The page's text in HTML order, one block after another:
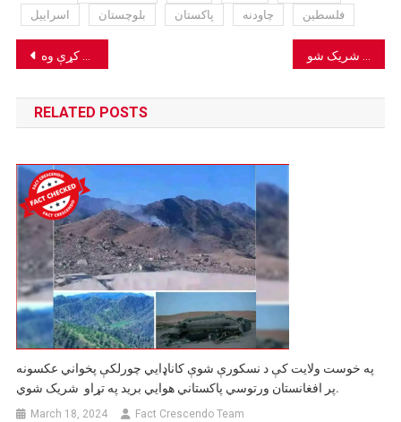
اسراییل
بلوچستان پاکستان چاودنه فلسطین
Post
navigation
RELATED POSTS
په خوست ولایت کې د نسکورې شوې کاناډايي چورلکې پخواني عکسونه
پر افغانستان ورتوسي پاکستاني هوايي بريد په تړاو شریک شوي.
March 18, 2024 Fact Crescendo Team